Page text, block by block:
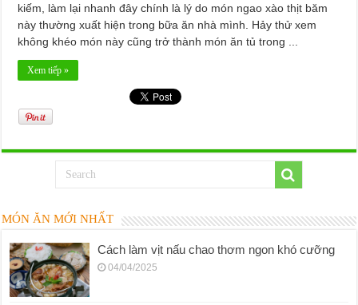
kiếm, làm lại nhanh đây chính là lý do món ngao xào thịt băm
này thường xuất hiện trong bữa ăn nhà mình. Hảy thử xem
không khéo món này cũng trở thành món ăn tủ trong ...
Xem tiếp »
MÓN ĂN MỚI NHẤT
Cách làm vịt nấu chao thơm ngon khó cưỡng
04/04/2025